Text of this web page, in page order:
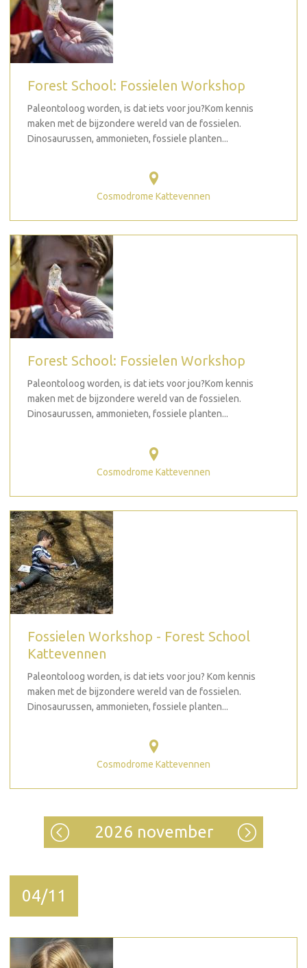
Forest School: Fossielen Workshop
Paleontoloog worden, is dat iets voor jou?Kom kennis
maken met de bijzondere wereld van de fossielen.
Dinosaurussen, ammonieten, fossiele planten...
Cosmodrome Kattevennen
Forest School: Fossielen Workshop
Paleontoloog worden, is dat iets voor jou?Kom kennis
maken met de bijzondere wereld van de fossielen.
Dinosaurussen, ammonieten, fossiele planten...
Cosmodrome Kattevennen
Fossielen Workshop - Forest School
Kattevennen
Paleontoloog worden, is dat iets voor jou? Kom kennis
maken met de bijzondere wereld van de fossielen.
Dinosaurussen, ammonieten, fossiele planten...
Cosmodrome Kattevennen
2026 november
04/11